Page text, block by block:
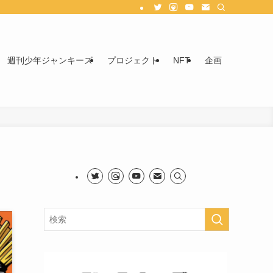
週刊少年ジャンキーズ プロジェクト NFT 企画